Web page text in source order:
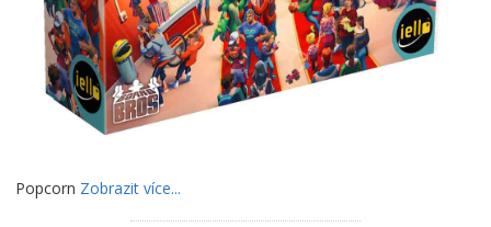
Popcorn Zobrazit více...